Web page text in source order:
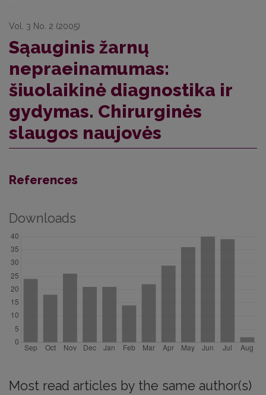
Vol. 3 No. 2 (2005)
Sąauginis žarnų
nepraeinamumas:
šiuolaikinė diagnostika ir
gydymas. Chirurginės
slaugos naujovės
References
Downloads
Most read articles by the same author(s)